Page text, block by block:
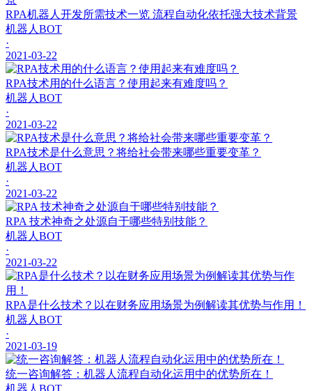
RPA机器人开发所需技术一览 流程自动化依托强大技术背景
机器人BOT
·
2021-03-22
RPA技术用的什么语言？使用起来有难度吗？
机器人BOT
·
2021-03-22
RPA技术是什么意思？将给社会带来哪些重要变革？
机器人BOT
·
2021-03-22
RPA 技术神奇之处源自于哪些特别技能？
机器人BOT
·
2021-03-22
RPA是什么技术？以在财务应用场景为例解读其优势与作用！
机器人BOT
·
2021-03-19
统一咨询解答：机器人流程自动化运用中的优势所在！